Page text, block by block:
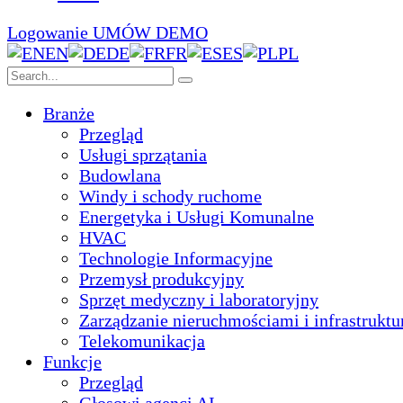
Logowanie UMÓW DEMO
EN
DE FR ES PL
Branże
Przegląd
Usługi sprzątania
Budowlana
Windy i schody ruchome
Energetyka i Usługi Komunalne
HVAC
Technologie Informacyjne
Przemysł produkcyjny
Sprzęt medyczny i laboratoryjny
Zarządzanie nieruchmościami i
Telekomunikacja
Funkcje
Przegląd